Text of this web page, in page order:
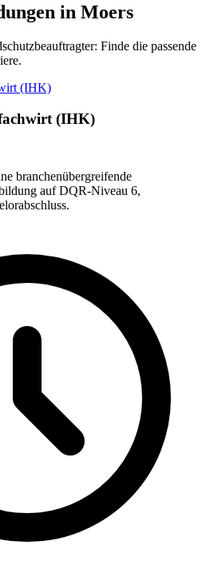
in Moers
Finde die passende
(IHK)
branchenübergreifende
auf DQR-Niveau 6,